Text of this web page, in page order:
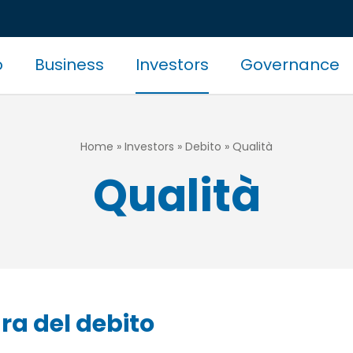
Business Investors Governance
Home Investors Debito Qualità
Qualità
del debito